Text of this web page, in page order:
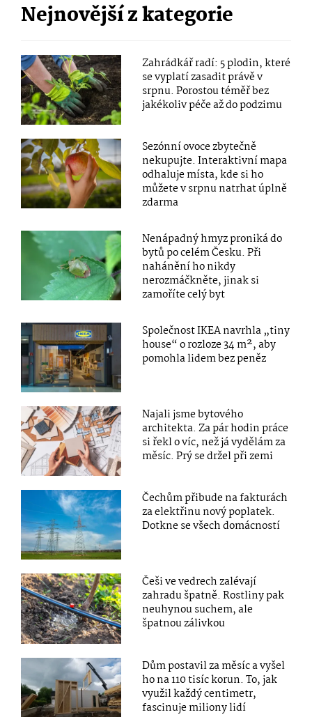
Nejnovější z kategorie
Zahrádkář radí: 5 plodin, které
se vyplatí zasadit právě v
srpnu. Porostou téměř bez
jakékoliv péče až do podzimu
Sezónní ovoce zbytečně
nekupujte. Interaktivní mapa
odhaluje místa, kde si ho
můžete v srpnu natrhat úplně
zdarma
Nenápadný hmyz proniká do
bytů po celém Česku. Při
nahánění ho nikdy
nerozmáčkněte, jinak si
zamoříte celý byt
Společnost IKEA navrhla „tiny
house“ o rozloze 34 m², aby
pomohla lidem bez peněz
Najali jsme bytového
architekta. Za pár hodin práce
si řekl o víc, než já vydělám za
měsíc. Prý se držel při zemi
Čechům přibude na fakturách
za elektřinu nový poplatek.
Dotkne se všech domácností
Češi ve vedrech zalévají
zahradu špatně. Rostliny pak
neuhynou suchem, ale
špatnou zálivkou
Dům postavil za měsíc a vyšel
ho na 110 tisíc korun. To, jak
využil každý centimetr,
fascinuje miliony lidí